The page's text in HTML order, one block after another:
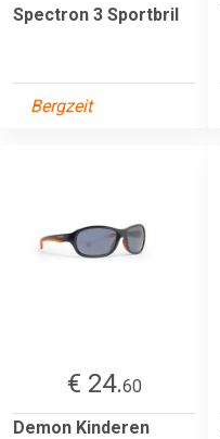
Spectron 3 Sportbril
Bergzeit
€ 24.60
Demon Kinderen